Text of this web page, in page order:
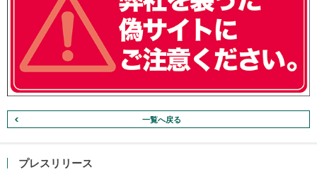
一覧へ戻る
プレスリリース